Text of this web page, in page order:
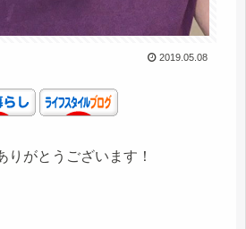
2019.05.08
りがとうございます！